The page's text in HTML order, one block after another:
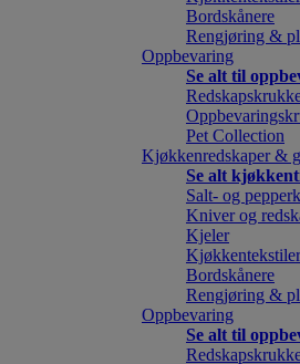
Bordskånere
Rengjøring &
Oppbevaring
Se alt til
Pet Collection
Kjøkkenredskaper &
Se alt
Salt- og
Kniver og
Kjeler
Kjøkkentekstiler
Bordskånere
Rengjøring &
Oppbevaring
Se alt til